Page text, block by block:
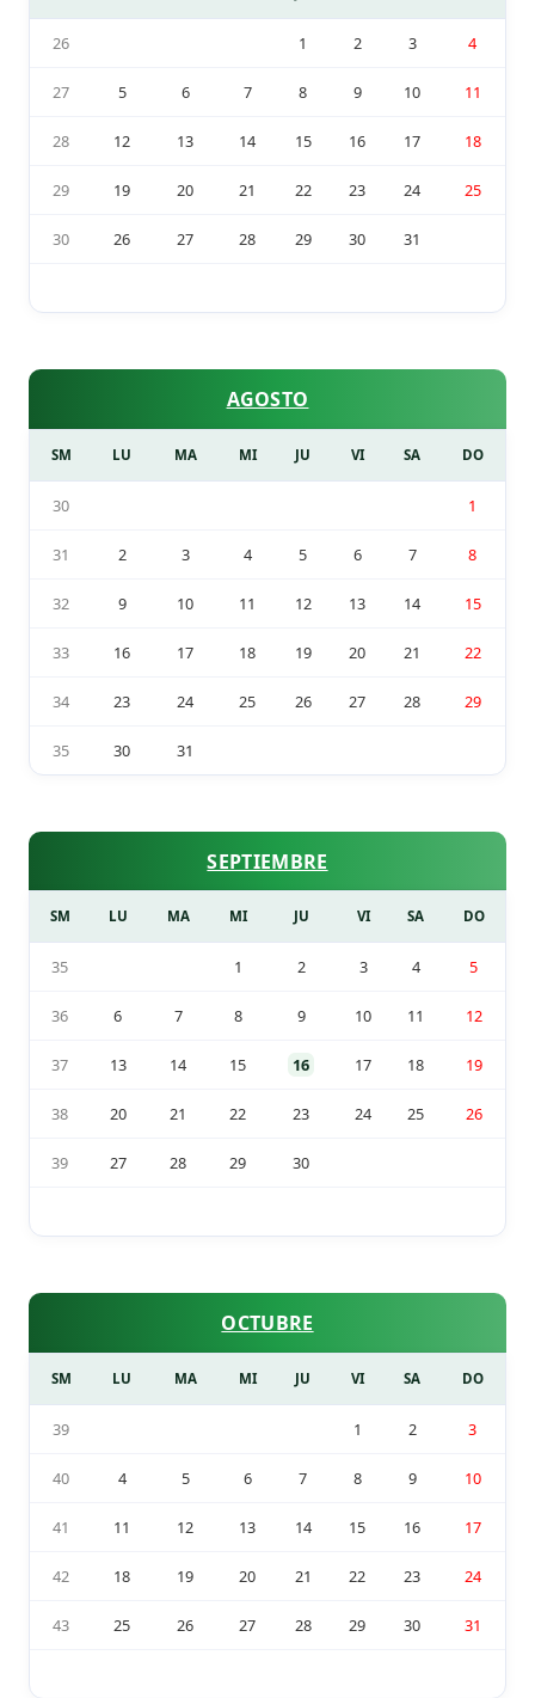
26 1 2 3 4
27 5 6 7 8 9 10 11
28 12 13 14 15 16 17 18
29 19 20 21 22 23 24 25
30 26 27 28 29 30 31
AGOSTO
SM LU MA MI JU VI SA DO
30 1
31 2 3 4 5 6 7 8
32 9 10 11 12 13 14 15
33 16 17 18 19 20 21 22
34 23 24 25 26 27 28 29
35 30 31
SEPTIEMBRE
SM LU MA MI JU VI SA DO
35 1 2 3 4 5
36 6 7 8 9 10 11 12
37 13 14 15 16 17 18 19
38 20 21 22 23 24 25 26
39 27 28 29 30
OCTUBRE
SM LU MA MI JU VI SA DO
39 1 2 3
40 4 5 6 7 8 9 10
41 11 12 13 14 15 16 17
42 18 19 20 21 22 23 24
43 25 26 27 28 29 30 31